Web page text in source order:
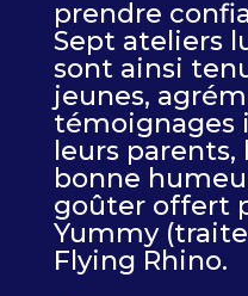
prendre
Sept ateliers
sont ainsi
jeunes,
témoignages
leurs parents,
bonne
goûter offert
Yummy
Flying Rhino.